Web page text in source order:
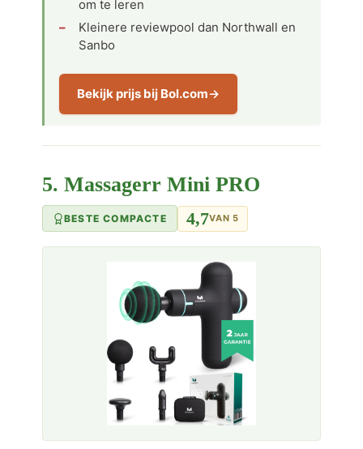
om te leren
Kleinere reviewpool dan Northwall en
Sanbo
Bekijk prijs bij Bol.com
5. Massagerr Mini PRO
BESTE COMPACTE 4,7VAN 5